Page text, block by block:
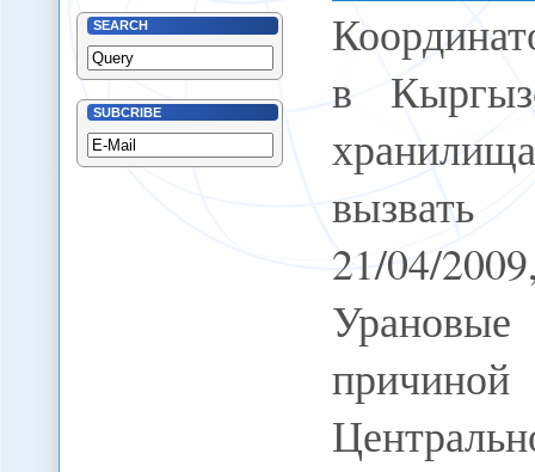
SEARCH
SUBCRIBE
в
вызвать
21/04/
причиной